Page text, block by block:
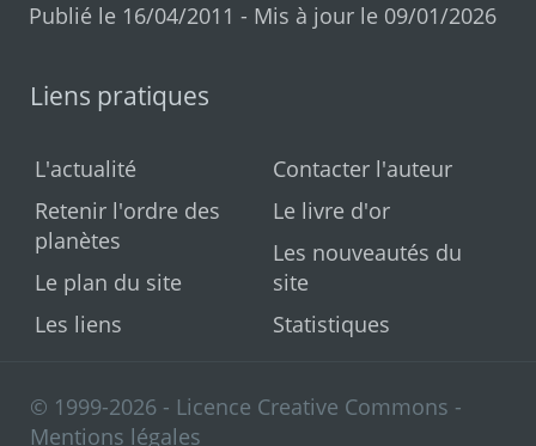
Publié le 16/04/2011 - Mis à jour le 09/01/2026
Liens pratiques
L'actualité
Retenir l'ordre des
planètes
Le plan du site
Les liens
Contacter l'auteur
Le livre d'or
Les nouveautés du
site
Statistiques
© 1999-2026 - Licence Creative Commons -
Mentions légales